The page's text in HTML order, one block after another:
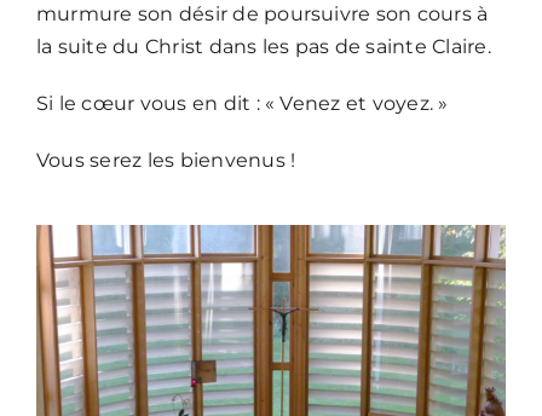
murmure son désir de poursuivre son cours à
la suite du Christ dans les pas de sainte Claire.
Si le cœur vous en dit : « Venez et voyez. »
Vous serez les bienvenus !